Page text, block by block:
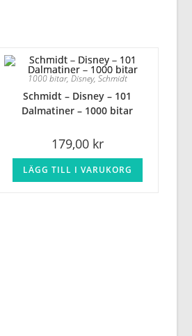
1000 bitar, Disney, Schmidt
Schmidt – Disney – 101
Dalmatiner – 1000 bitar
179,00 kr
LÄGG TILL I VARUKORG